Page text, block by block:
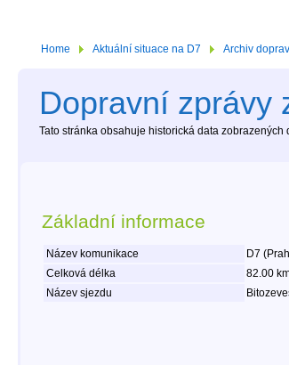
Home Aktuální situace na D7 Archiv
Dopravní zprávy
Tato stránka obsahuje historická data
Základní informace
Název komunikace
D7
Celková délka
82.00
Název sjezdu